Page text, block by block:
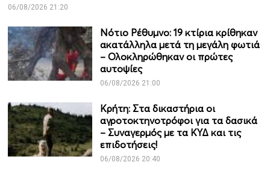
06/08/2026 21:20
Νότιο Ρέθυμνο: 19 κτίρια κρίθηκαν
ακατάλληλα μετά τη μεγάλη φωτιά
– Ολοκληρώθηκαν οι πρώτες
αυτοψίες
06/08/2026 21:00
Κρήτη: Στα δικαστήρια οι
αγροτοκτηνοτρόφοι για τα δασικά
– Συναγερμός με τα ΚΥΔ και τις
επιδοτήσεις!
06/08/2026 20:40